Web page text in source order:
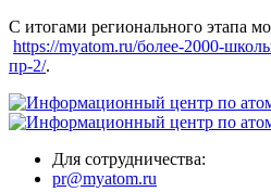
С итогами регионального этапа
https://myatom.ru/более-2000-
пр-2/.
Для сотрудничества:
pr@myatom.ru